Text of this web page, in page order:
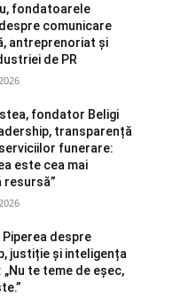
fondatoarele
comunicare
antreprenoriat și
de PR
fondator Beligi
transparență
funerare:
este cea mai
resursă”
Piperea despre
justiție și inteligența
te teme de eșec,